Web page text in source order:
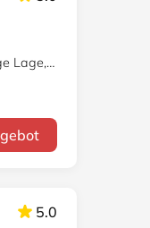
Lage,
5.0